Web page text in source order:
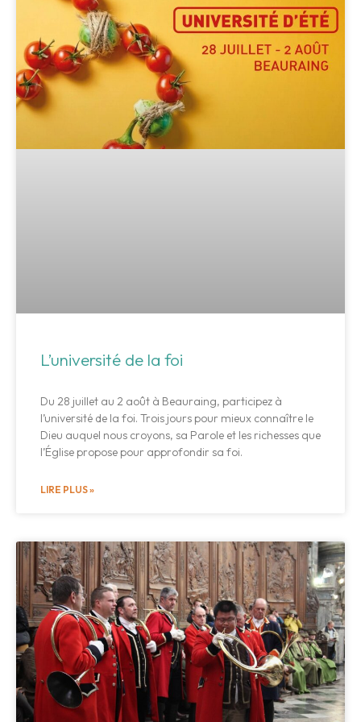
L’université de la foi
Du 28 juillet au 2 août à Beauraing, participez à
l’université de la foi. Trois jours pour mieux connaître le
Dieu auquel nous croyons, sa Parole et les richesses que
l’Église propose pour approfondir sa foi.
LIRE PLUS »